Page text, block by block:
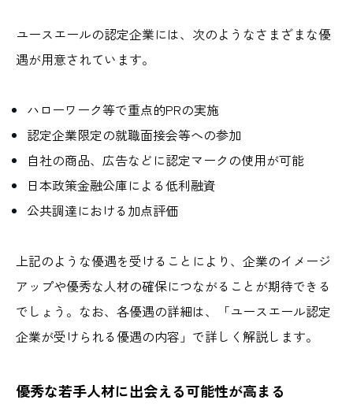
ユースエールの認定企業には、次のようなさまざまな優
遇が用意されています。
ハローワーク等で重点的PRの実施
認定企業限定の就職面接会等への参加
自社の商品、広告などに認定マークの使用が可能
日本政策金融公庫による低利融資
公共調達における加点評価
上記のような優遇を受けることにより、企業のイメージ
アップや優秀な人材の確保につながることが期待できる
でしょう。なお、各優遇の詳細は、「ユースエール認定
企業が受けられる優遇の内容」で詳しく解説します。
優秀な若手人材に出会える可能性が高まる